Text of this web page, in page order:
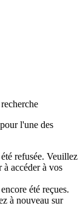
l'une des
refusée. Veuillez
à accéder à vos
été reçues.
à nouveau sur